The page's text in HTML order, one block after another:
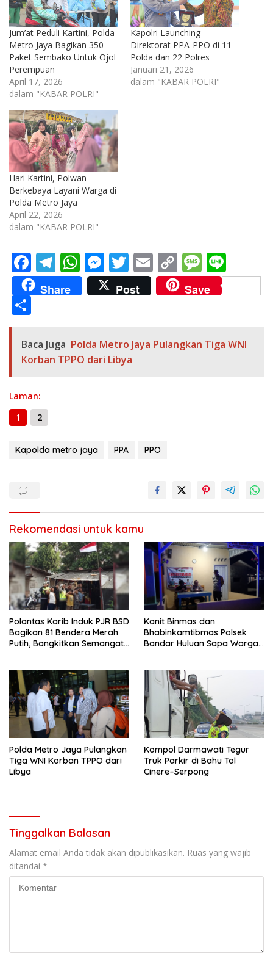
Jum’at Peduli Kartini, Polda
Metro Jaya Bagikan 350
Paket Sembako Untuk Ojol
Perempuan
April 17, 2026
dalam "KABAR POLRI"
Kapolri Launching
Direktorat PPA-PPO di 11
Polda dan 22 Polres
Januari 21, 2026
dalam "KABAR POLRI"
Hari Kartini, Polwan
Berkebaya Layani Warga di
Polda Metro Jaya
April 22, 2026
dalam "KABAR POLRI"
F
ac
e
o
o
T
el
e
a
m
W
h
at
A
p
M
e
ss
n
g
T
w
itt
E
m
ai
C
o
p
Li
M
e
ss
g
n
e
Share Post Save
ar
e
Baca Juga Polda Metro Jaya Pulangkan Tiga WNI
Korban TPPO dari Libya
Laman:
1
2
Kapolda metro jaya PPA PPO
Rekomendasi untuk kamu
Polantas Karib Induk PJR BSD
Bagikan 81 Bendera Merah
Putih, Bangkitkan Semangat
Kanit Binmas dan
Bhabinkamtibmas Polsek
Bandar Huluan Sapa Warga
Polda Metro Jaya Pulangkan
Tiga WNI Korban TPPO dari
Libya
Kompol Darmawati Tegur
Truk Parkir di Bahu Tol
Cinere–Serpong
Tinggalkan Balasan
Alamat email Anda tidak akan dipublikasikan. Ruas yang wajib
ditandai *